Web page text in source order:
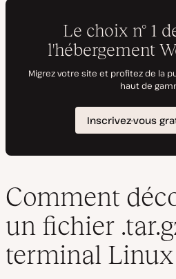
Comment
un fichier
terminal Linux